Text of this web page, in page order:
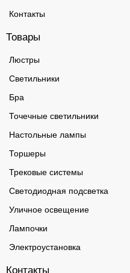
Контакты
Товары
Люстры
Светильники
Бра
Точечные светильники
Настольные лампы
Торшеры
Трековые системы
Светодиодная подсветка
Уличное освещение
Лампочки
Электроустановка
Контакты